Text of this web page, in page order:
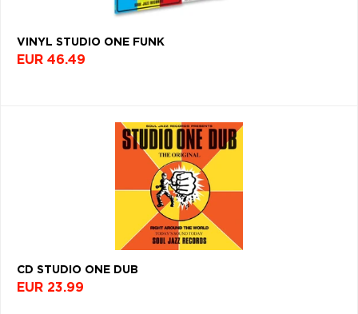
VINYL STUDIO ONE FUNK
EUR 46.49
CD STUDIO ONE DUB
EUR 23.99